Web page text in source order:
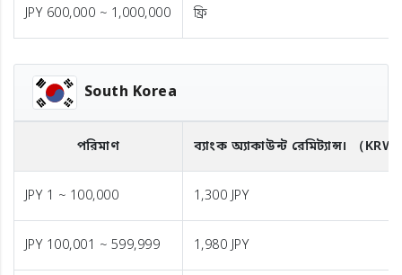
JPY 600,000 ~ 1,000,000 ফ্রি
South Korea
পরিমাণ ব্যাংক অ্যাকাউন্ট রেমিট্যান্স। （KRW
JPY 1 ~ 100,000 1,300 JPY
JPY 100,001 ~ 599,999 1,980 JPY